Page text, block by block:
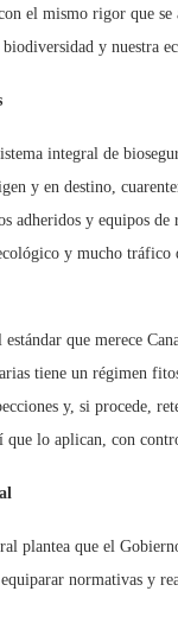
el mismo rigor que
y nuestra
integral de
y en destino,
adheridos y equipos
y mucho
estándar que merece
tiene un régimen
y, si procede,
que lo aplican, con
plantea que el
normativas y